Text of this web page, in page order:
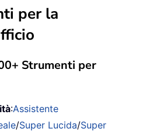
per la
Strumenti per
:Assistente
/Super Lucida/Super